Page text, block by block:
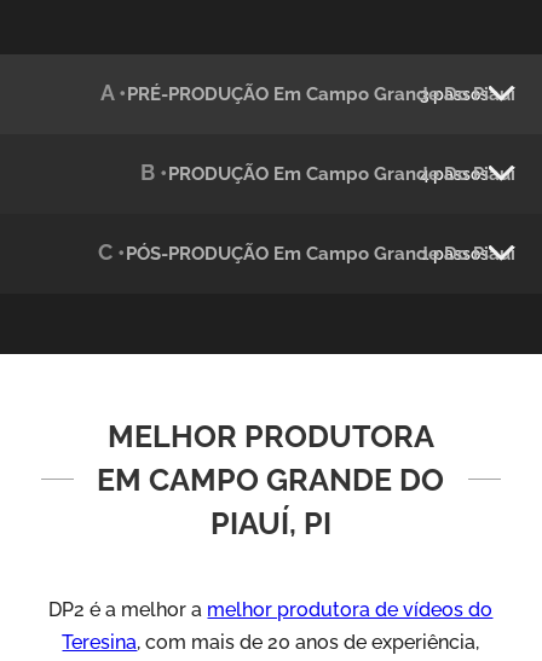
Animação 2D
Vídeos de Produtos e Serviços
A •PRÉ-PRODUÇÃO Em Campo Grande Do Piauí
3 passos
B •PRODUÇÃO Em Campo Grande Do Piauí
4 passos
C •PÓS-PRODUÇÃO Em Campo Grande Do Piauí
1 passos
MELHOR PRODUTORA
EM CAMPO GRANDE DO
PIAUÍ, PI
DP2 é a melhor a melhor produtora de vídeos do
Teresina, com mais de 20 anos de experiência,